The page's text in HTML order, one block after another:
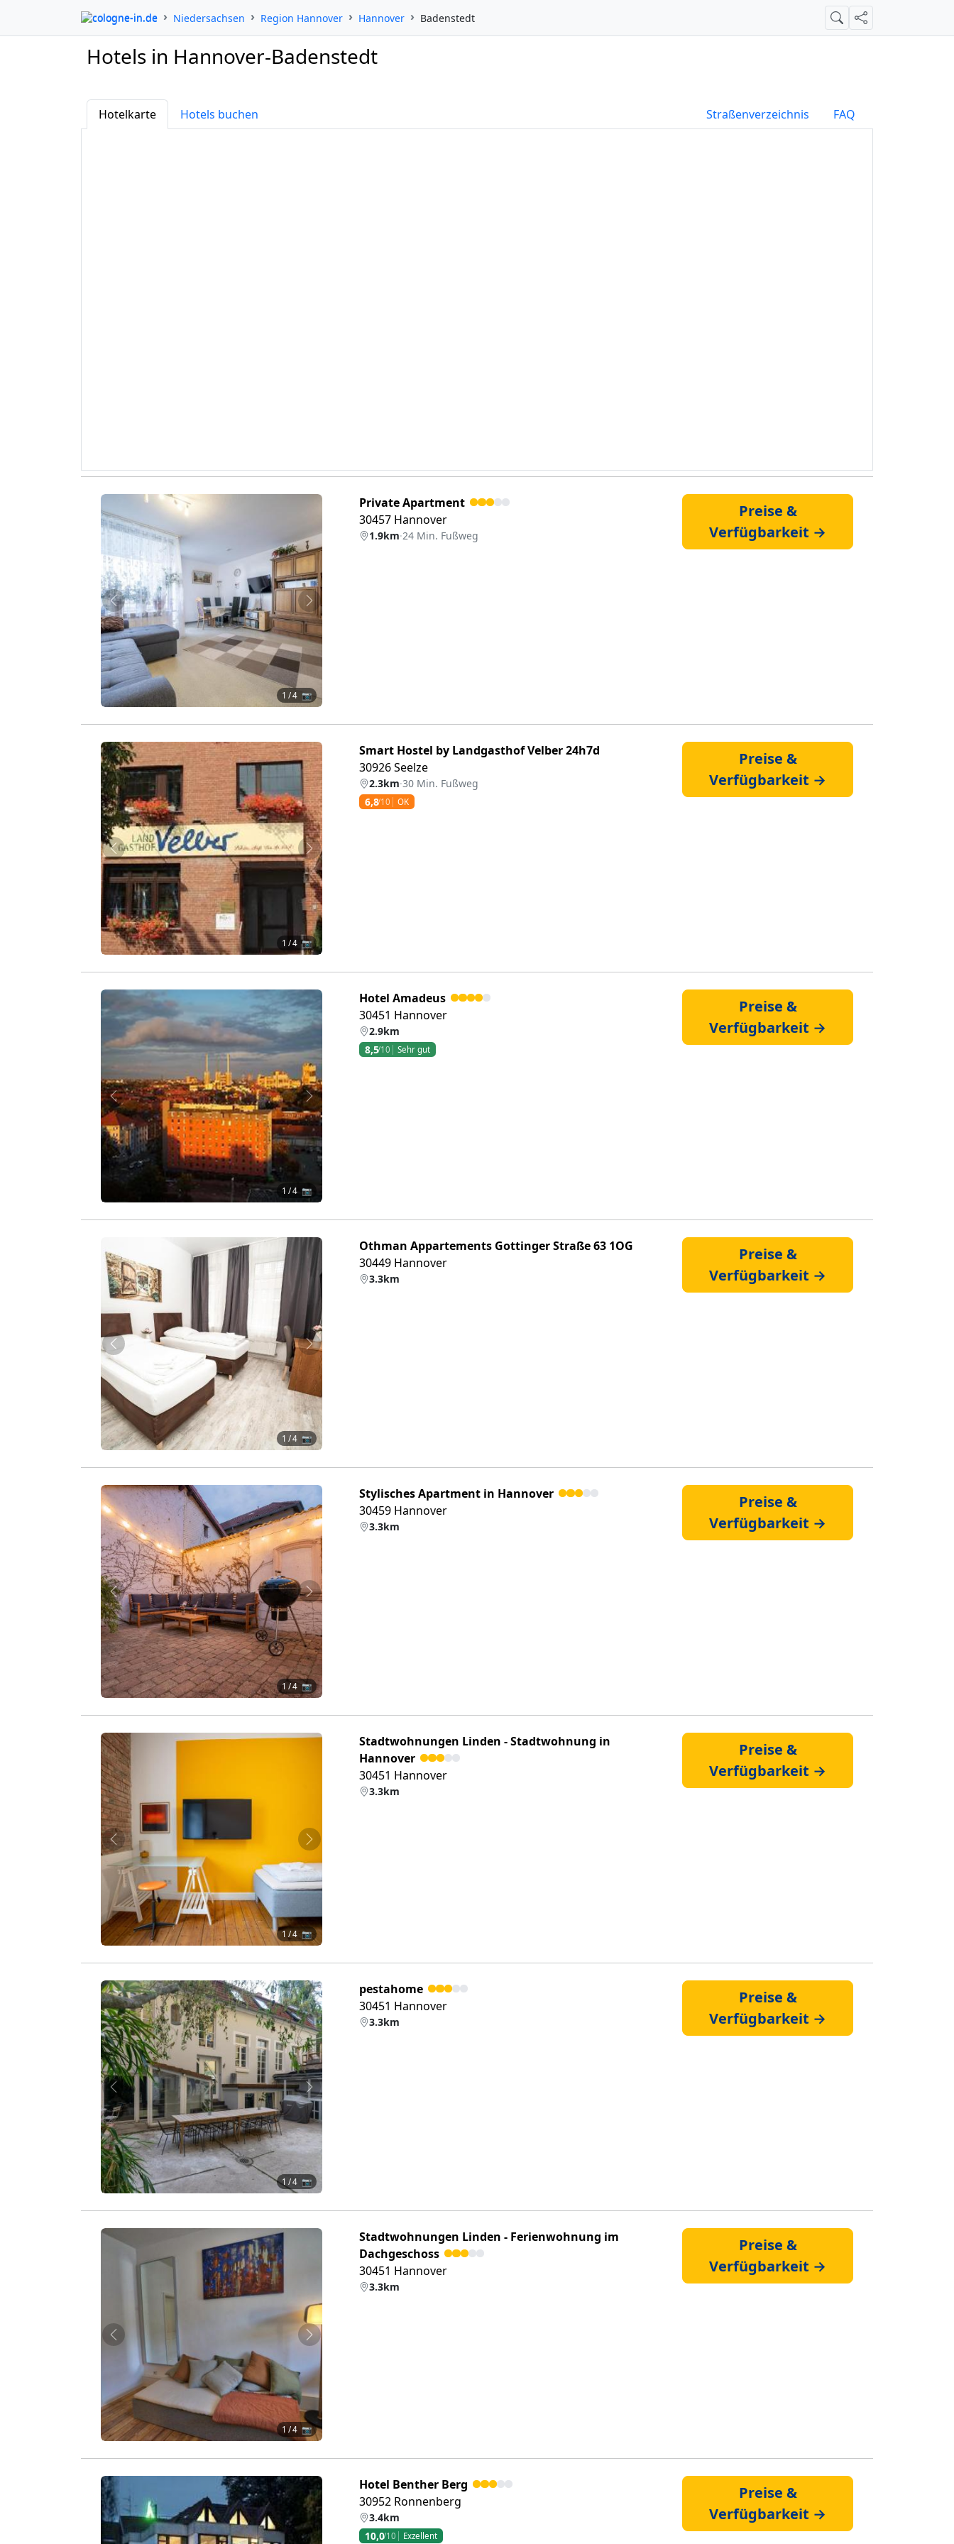
cologne-in.de Niedersachsen Region Hannover Hannover Badenstedt SucheTeilen
Hotels in Hannover-Badenstedt
Hotelkarte Hotels buchen Straßenverzeichnis FAQ
Zurück Weiter
1 / 4 📷
Private Apartment
30457 Hannover
1.9km·24 Min. Fußweg
Preise &
Verfügbarkeit →
Zurück Weiter
1 / 4 📷
Smart Hostel by Landgasthof Velber 24h7d
30926 Seelze
2.3km·30 Min. Fußweg
6,8/10 OK
Preise &
Verfügbarkeit →
Zurück Weiter
1 / 4 📷
Hotel Amadeus
30451 Hannover
2.9km
8,5/10 Sehr gut
Preise &
Verfügbarkeit →
Zurück Weiter
1 / 4 📷
Othman Appartements Gottinger Straße 63 1OG
30449 Hannover
3.3km
Preise &
Verfügbarkeit →
Zurück Weiter
1 / 4 📷
Stylisches Apartment in Hannover
30459 Hannover
3.3km
Preise &
Verfügbarkeit →
Zurück Weiter
1 / 4 📷
Stadtwohnungen Linden - Stadtwohnung in
Hannover
30451 Hannover
3.3km
Preise &
Verfügbarkeit →
Zurück Weiter
1 / 4 📷
pestahome
30451 Hannover
3.3km
Preise &
Verfügbarkeit →
Zurück Weiter
1/ 4 📷
Stadtwohnungen Linden - Ferienwohnung im
Dachgeschoss
30451 Hannover
3.3km
Preise &
Verfügbarkeit →
Hotel Benther Berg
30952 Ronnenberg
3.4km
10,0/10 Exzellent
Preise &
Verfügbarkeit →